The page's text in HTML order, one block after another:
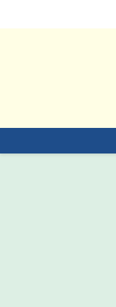
Bài viết của Tổng Bí thư Tô